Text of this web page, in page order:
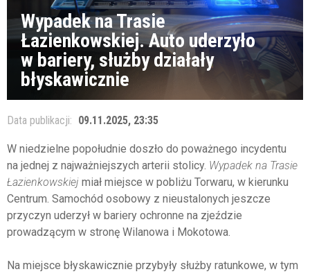
Wypadek na Trasie
Łazienkowskiej. Auto uderzyło
w bariery, służby działały
błyskawicznie
Data publikacji: 09.11.2025, 23:35
W niedzielne popołudnie doszło do poważnego incydentu
na jednej z najważniejszych arterii stolicy. Wypadek na Trasie
Łazienkowskiej miał miejsce w pobliżu Torwaru, w kierunku
Centrum. Samochód osobowy z nieustalonych jeszcze
przyczyn uderzył w bariery ochronne na zjeździe
prowadzącym w stronę Wilanowa i Mokotowa.
Na miejsce błyskawicznie przybyły służby ratunkowe, w tym